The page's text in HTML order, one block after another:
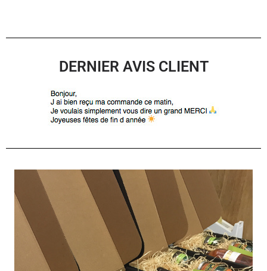
DERNIER AVIS CLIENT